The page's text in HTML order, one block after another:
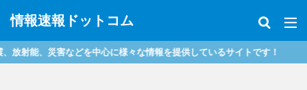
情報速報ドットコム
能、災害などを中心に様々な情報を提供しているサイトです！